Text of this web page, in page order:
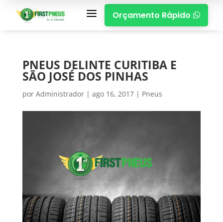
a Orçamento Rápido 
PNEUS DELINTE CURITIBA E
SÃO JOSÉ DOS PINHAS
por Administrador| ago 16, 2017| Pneus